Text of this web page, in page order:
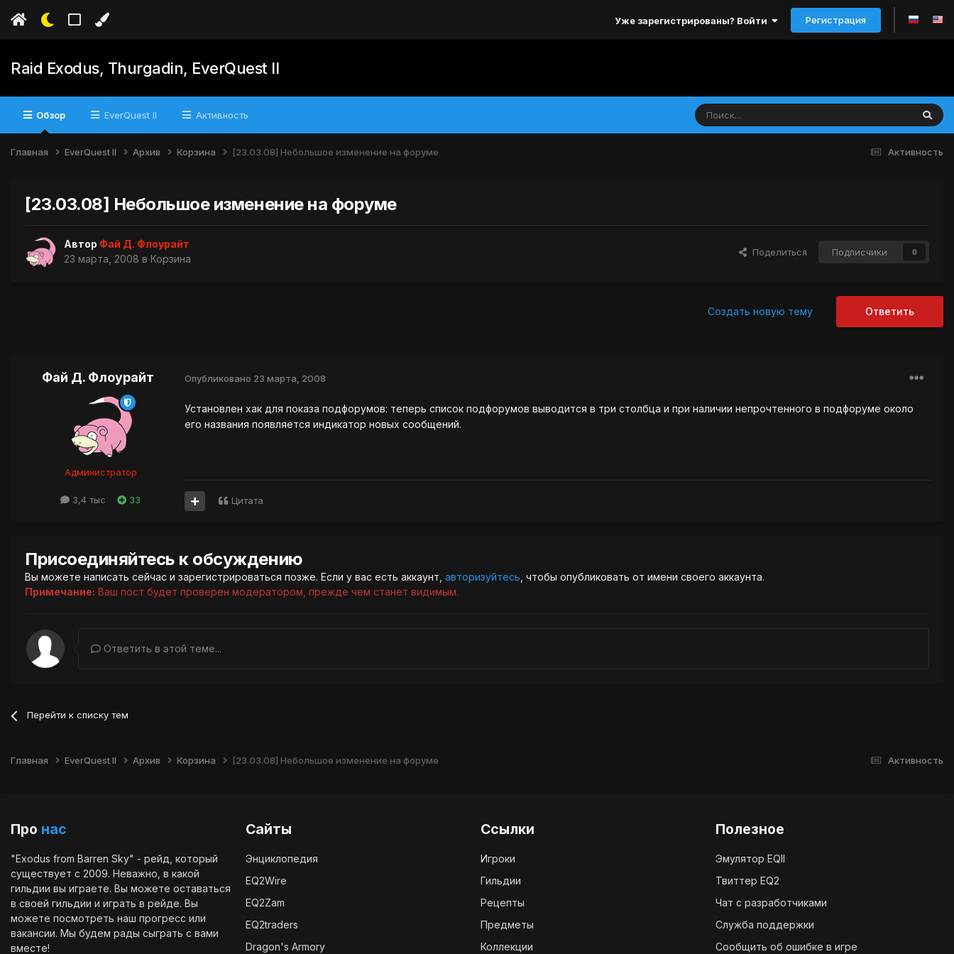
Уже зарегистрированы? Войти Регистрация
Raid Exodus, Thurgadin, EverQuest II
Обзор EverQuest II Активность
Активность
Главная EverQuest II Архив Корзина [23.03.08] Небольшое изменение на форуме
[23.03.08] Небольшое изменение на форуме
Автор Фай Д. Флоурайт
23 марта, 2008 в Корзина
Поделиться Подписчики 0
Ответить
Создать новую тему
Фай Д. Флоурайт
Администратор
3,4 тыс 33
Опубликовано 23 марта, 2008
Установлен хак для показа подфорумов: теперь список подфорумов выводится в три столбца и при наличии непрочтенного в подфоруме около
его названия появляется индикатор новых сообщений.
Цитата
Присоединяйтесь к обсуждению
Вы можете написать сейчас и зарегистрироваться позже. Если у вас есть аккаунт, авторизуйтесь , чтобы опубликовать от имени своего аккаунта.
Примечание: Ваш пост будет проверен модератором, прежде чем станет видимым.
Ответить в этой теме...
Перейти к списку тем
Активность
Главная EverQuest II Архив Корзина [23.03.08] Небольшое изменение на форуме
Про нас
"Exodus from Barren Sky" - рейд, который
существует с 2009. Неважно, в какой
гильдии вы играете. Вы можете оставаться
в своей гильдии и играть в рейде. Вы
можете посмотреть наш прогресс или
вакансии. Мы будем рады сыграть с вами
вместе!
Сайты
Энциклопедия
EQ2Wire
EQ2Zam
EQ2traders
Dragon's Armory
Ссылки
Игроки
Гильдии
Рецепты
Предметы
Коллекции
Полезное
Эмулятор EQII
Твиттер EQ2
Чат с разработчиками
Служба поддержки
Сообщить об ошибке в игре